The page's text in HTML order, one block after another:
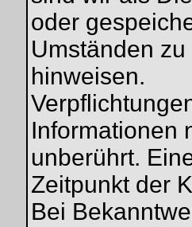
oder
Umständen
hinweisen.
Informationen
unberührt.
Zeitpunkt der
Bei